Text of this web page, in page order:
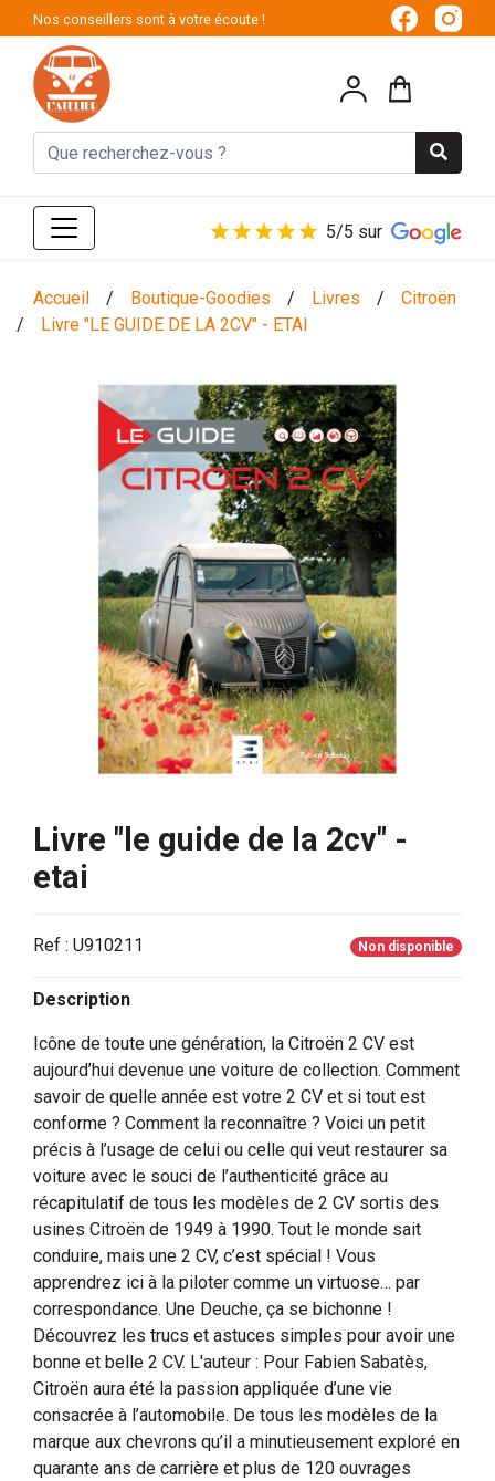
Nos conseillers sont à votre écoute !
5/5 sur
Accueil / Boutique-Goodies / Livres /
Citroën
/
Livre "LE GUIDE DE LA 2CV" - ETAI
Livre "le guide de la 2cv" -
etai
Ref : U910211 Non disponible
Description
Icône de toute une génération, la Citroën 2 CV est
aujourd’hui devenue une voiture de collection. Comment
savoir de quelle année est votre 2 CV et si tout est
conforme ? Comment la reconnaître ? Voici un petit
précis à l’usage de celui ou celle qui veut restaurer sa
voiture avec le souci de l’authenticité grâce au
récapitulatif de tous les modèles de 2 CV sortis des
usines Citroën de 1949 à 1990. Tout le monde sait
conduire, mais une 2 CV, c’est spécial ! Vous
apprendrez ici à la piloter comme un virtuose… par
correspondance. Une Deuche, ça se bichonne !
Découvrez les trucs et astuces simples pour avoir une
bonne et belle 2 CV. L'auteur : Pour Fabien Sabatès,
Citroën aura été la passion appliquée d’une vie
consacrée à l’automobile. De tous les modèles de la
marque aux chevrons qu’il a minutieusement exploré en
quarante ans de carrière et plus de 120 ouvrages